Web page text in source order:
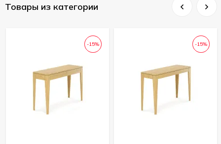
Товары из категории
-15% -15%